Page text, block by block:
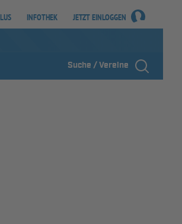
INFOTHEK JETZT EINLOGGEN
Suche / Vereine